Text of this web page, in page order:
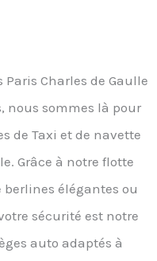
Charles de Gaulle
nous sommes là pour
de Taxi et de navette
Grâce à notre flotte
berlines élégantes ou
sécurité est notre
auto adaptés à